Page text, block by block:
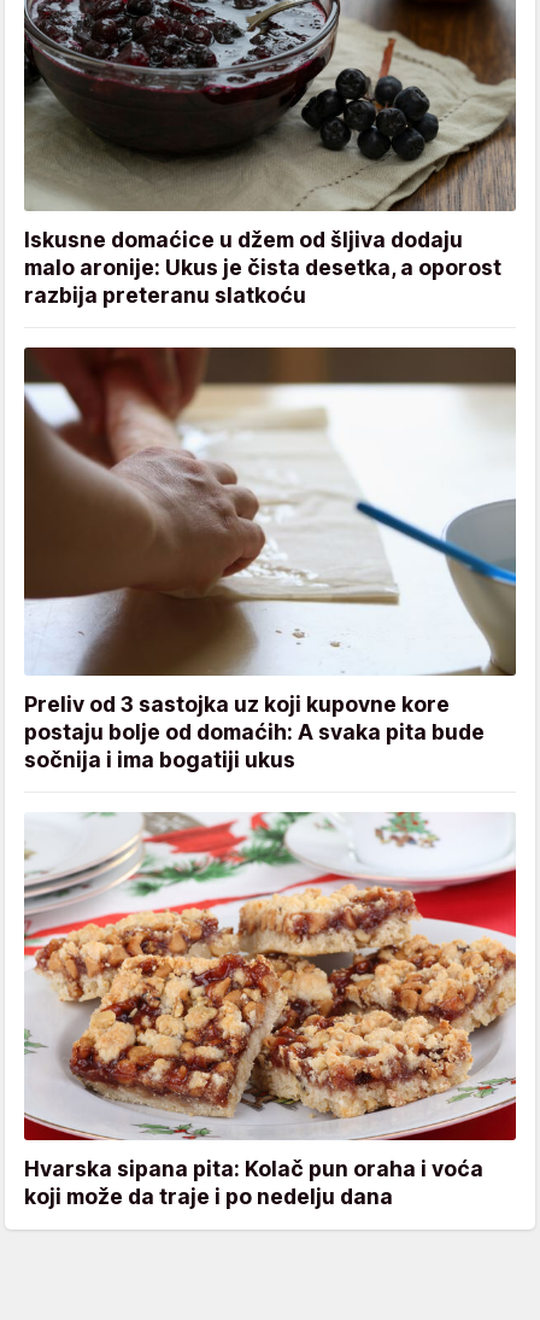
Iskusne domaćice u džem od šljiva dodaju
malo aronije: Ukus je čista desetka, a oporost
razbija preteranu slatkoću
Preliv od 3 sastojka uz koji kupovne kore
postaju bolje od domaćih: A svaka pita bude
sočnija i ima bogatiji ukus
Hvarska sipana pita: Kolač pun oraha i voća
koji može da traje i po nedelju dana